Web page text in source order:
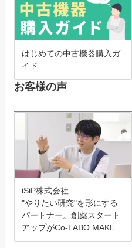
はじめての中古機器購入ガ
イド
お客様の声
iSiP株式会社
"やりたい研究"を形にする
パートナー。創薬スタート
アップがCo-LABO MAKER
を選んだ理由。